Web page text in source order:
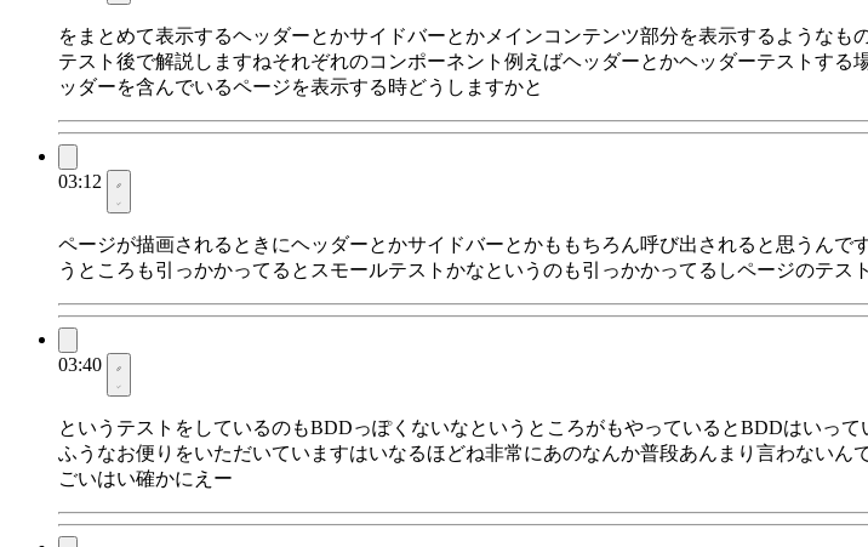
をまとめて表示するヘッダーとかサイドバーとかメインコンテンツ部分を表示するような
テスト後で解説しますねそれぞれのコンポーネント例えばヘッダーとかヘッダーテストす
ッダーを含んでいるページを表示する時どうしますかと
03:12
ページが描画されるときにヘッダーとかサイドバーとかももちろん呼び出されると思うん
うところも引っかかってるとスモールテストかなというのも引っかかってるしページのテス
03:40
というテストをしているのもBDDっぽくないなというところがもやっているとBDDはいっ
ふうなお便りをいただいていますはいなるほどね非常にあのなんか普段あんまり言わない
ごいはい確かにえー